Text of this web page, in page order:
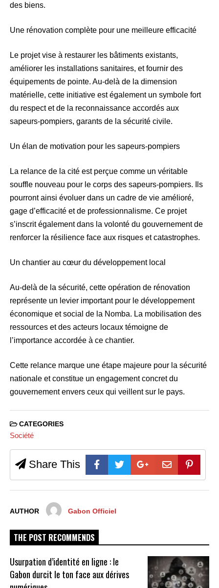
des biens.
Une rénovation complète pour une meilleure efficacité
Le projet vise à restaurer les bâtiments existants,
améliorer les installations sanitaires, et fournir des
équipements de pointe. Au-delà de la dimension
matérielle, cette initiative est également un symbole fort
du respect et de la reconnaissance accordés aux
sapeurs-pompiers, garants de la sécurité civile.
Un élan de motivation pour les sapeurs-pompiers
La relance de la cité est perçue comme un véritable
souffle nouveau pour le corps des sapeurs-pompiers. Ils
pourront ainsi évoluer dans un cadre de vie amélioré,
gage d’efficacité et de professionnalisme. Ce projet
s’inscrit également dans la volonté du gouvernement de
renforcer la résilience face aux risques et catastrophes.
Un chantier au cœur du développement local
Au-delà de la sécurité, cette opération de rénovation
représente un levier important pour le développement
économique et social de la Nomba. La mobilisation des
ressources et des acteurs locaux témoigne de
l’importance accordée à ce chantier.
Cette relance marque une étape majeure pour la sécurité
nationale et constitue un engagement concret du
gouvernement envers ceux qui veillent sur le pays.
CATEGORIES
Société
Share This
AUTHOR Gabon Officiel
THE POST RECOMMENDS
Usurpation d’identité en ligne : le
Gabon durcit le ton face aux dérives